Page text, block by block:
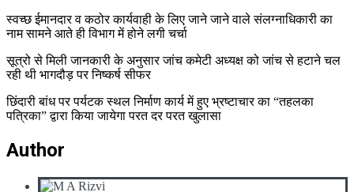
स्वच्छ ईमानदार व कठोर कार्यवाही के लिए जाने जाने वाले संलग्नाधिकारी का
नाम सामने आते ही विभाग में होने लगी चर्चा
सूत्रो से मिली जानकारी के अनुसार जांच कमेटी अध्यक्ष को जांच से हटाने चल
रही थी भागदौड़ पर निष्कर्ष सीफर
छिंदारी बांध पर पर्यटक स्थल निर्माण कार्य में हुए भ्रष्टाचार का “तहलका
पत्रिका” द्वारा किया जायेगा परत दर परत खुलासा
Author